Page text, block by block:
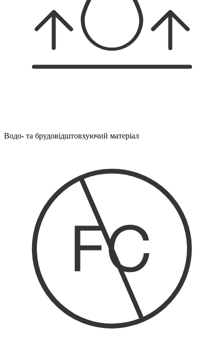
Водо- та брудовідштовхуючий матеріал